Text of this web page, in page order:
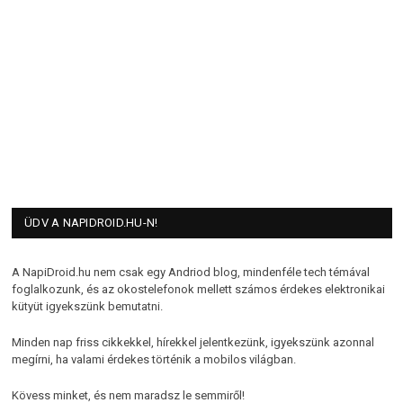
ÜDV A NAPIDROID.HU-N!
A NapiDroid.hu nem csak egy Andriod blog, mindenféle tech témával
foglalkozunk, és az okostelefonok mellett számos érdekes elektronikai
kütyüt igyekszünk bemutatni.
Minden nap friss cikkekkel, hírekkel jelentkezünk, igyekszünk azonnal
megírni, ha valami érdekes történik a mobilos világban.
Kövess minket, és nem maradsz le semmiről!